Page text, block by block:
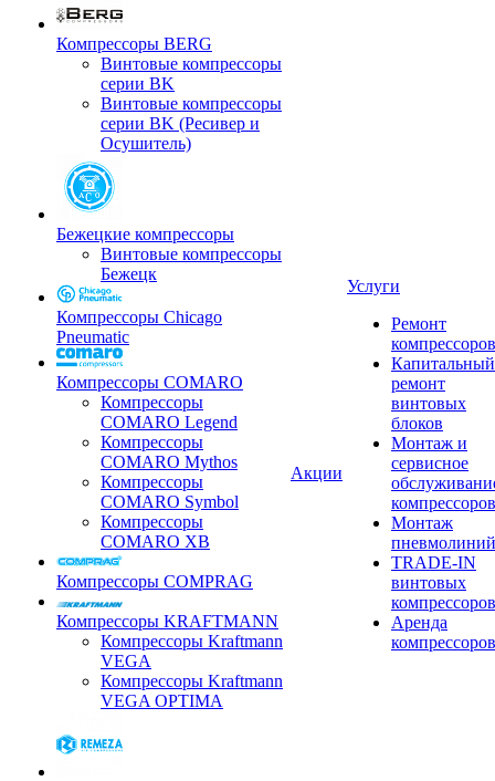
Компрессоры BERG
Винтовые компрессоры
серии BK
Винтовые компрессоры
серии BK (Ресивер и
Осушитель)
Бежецкие компрессоры
Винтовые компрессоры
Бежецк
Компрессоры Chicago
Pneumatic
Компрессоры COMARO
Компрессоры
COMARO Legend
Компрессоры
COMARO Mythos
Компрессоры
COMARO Symbol
Компрессоры
COMARO XB
Компрессоры COMPRAG
Компрессоры KRAFTMANN
Компрессоры Kraftmann
VEGA
Компрессоры Kraftmann
VEGA OPTIMA
Акции
Услуги
Ремонт
компрессоров
Капитальный
ремонт
винтовых
блоков
Монтаж и
сервисное
компрессоров
Монтаж
пневмолиний
TRADE-IN
винтовых
компрессоров
Аренда
компрессоров